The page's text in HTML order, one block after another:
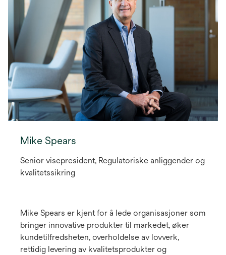
Mike Spears
Senior visepresident, Regulatoriske anliggender og
kvalitetssikring
Mike Spears er kjent for å lede organisasjoner som
bringer innovative produkter til markedet, øker
kundetilfredsheten, overholdelse av lovverk,
rettidig levering av kvalitetsprodukter og